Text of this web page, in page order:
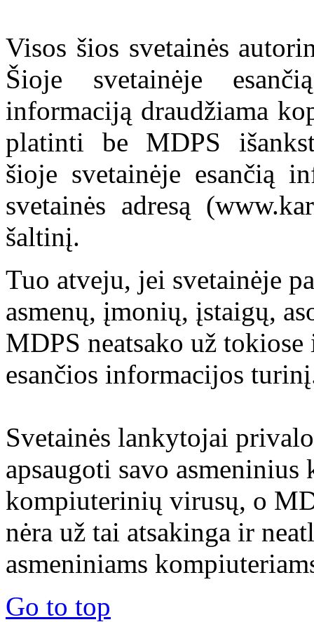
Visos šios svetainės
Šioje svetainėje
informaciją draudžiama
platinti be MDPS
šioje svetainėje esančią
svetainės adresą
šaltinį.
Tuo atveju, jei svetainėje
asmenų, įmonių, įstaigų,
MDPS neatsako už tokiose
esančios informacijos
Svetainės lankytojai
apsaugoti savo
kompiuterinių virusų, o
nėra už tai atsakinga ir
asmeniniams
Go to top